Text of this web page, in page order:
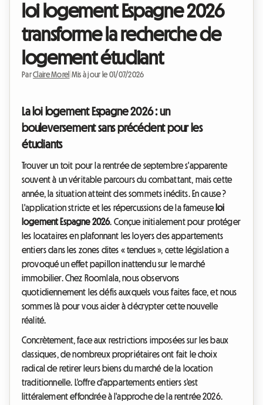
loi logement Espagne 2026
transforme la recherche de
logement étudiant
ParClaire Morel Mis à jour le 01/07/2026
La loi logement Espagne 2026 : un
bouleversement sans précédent pour les
étudiants
Trouver un toit pour la rentrée de septembre s'apparente
souvent à un véritable parcours du combattant, mais cette
année, la situation atteint des sommets inédits. En cause ?
L'application stricte et les répercussions de la fameuse loi
logement Espagne 2026. Conçue initialement pour protéger
les locataires en plafonnant les loyers des appartements
entiers dans les zones dites « tendues », cette législation a
provoqué un effet papillon inattendu sur le marché
immobilier. Chez Roomlala, nous observons
quotidiennement les défis auxquels vous faites face, et nous
sommes là pour vous aider à décrypter cette nouvelle
réalité.
Concrètement, face aux restrictions imposées sur les baux
classiques, de nombreux propriétaires ont fait le choix
radical de retirer leurs biens du marché de la location
traditionnelle. L'offre d'appartements entiers s'est
littéralement effondrée à l'approche de la rentrée 2026.